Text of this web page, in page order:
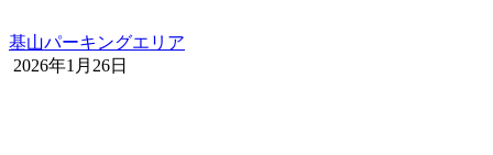
基山パーキングエリア
2026年1月26日